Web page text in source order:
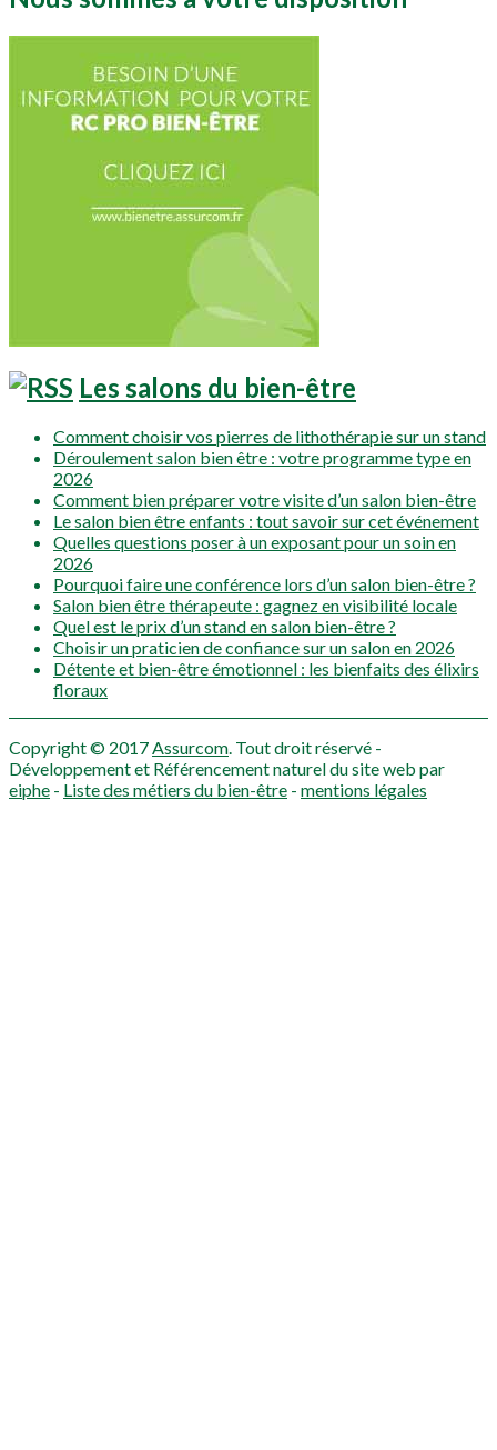
Les salons du bien-être
Comment choisir vos pierres de lithothérapie sur un stand
Déroulement salon bien être : votre programme type en
2026
Comment bien préparer votre visite d’un salon bien-être
Le salon bien être enfants : tout savoir sur cet événement
Quelles questions poser à un exposant pour un soin en
2026
Pourquoi faire une conférence lors d’un salon bien-être ?
Salon bien être thérapeute : gagnez en visibilité locale
Quel est le prix d’un stand en salon bien-être ?
Choisir un praticien de confiance sur un salon en 2026
Détente et bien-être émotionnel : les bienfaits des élixirs
floraux
Copyright © 2017Assurcom. Tout droit réservé -
Développement et Référencement naturel du site web par
eiphe - Liste des métiers du bien-être - mentions légales